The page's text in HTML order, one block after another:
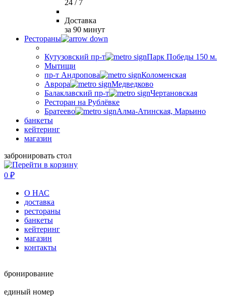
24 / 7
Доставка
за 90 минут
Рестораны
Кутузовский пр-т
Парк Победы 150 м.
Мытищи
пр-т Андропова
Коломенская
Аврора
Медведково
Балаклавский пр-т
Чертановская
Ресторан на Рублёвке
Братеево
Алма-Атинская, Марьино
банкеты
кейтеринг
магазин
забронировать стол
0 ₽
О НАС
доставка
рестораны
банкеты
кейтеринг
магазин
контакты
бронирование
единый номер